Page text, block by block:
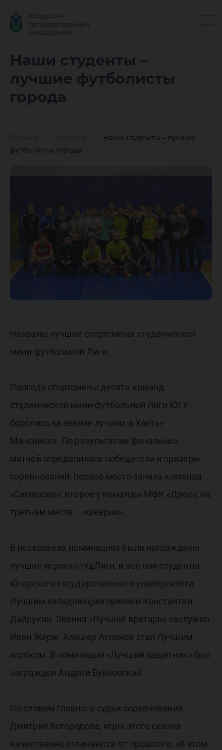
Наши студенты –
лучшие футболисты
города
Наши студенты – лучшие
футболисты города
Наши
лучшие
города
Названы лучшие спортсмены студенческой
мини-футбольной Лиги.
Полгода спортсмены десяти команд
студенческой мини-футбольной Лиги ЮГУ
боролись за звание лучших в Ханты-
Мансийске. По результатам финальных
матчей определились победители и призеры
соревнований: первое место заняла команда
«Самарово»; второе у команды МФК «Двор»; на
третьем месте – «Феерия».
В нескольких номинациях были награждены
лучшие игроки студЛиги, и все они студенты
Югорского государственного университета.
Лучшим нападающим признан Константин
Дайрукин. Звания «Лучший вратарь» заслужил
Иван Жерж. Алишер Аслонов стал Лучшим
игроком. В номинации «Лучший защитник» был
награжден Андрей Буйновский.
По словам главного судьи соревнований
Дмитрия Богородова, игры этого сезона
качественно отличаются от прошлого: «В этом